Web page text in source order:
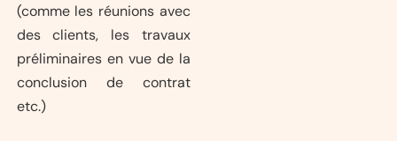
(comme les réunions avec
des clients, les travaux
préliminaires en vue de la
conclusion de contrat
etc.)